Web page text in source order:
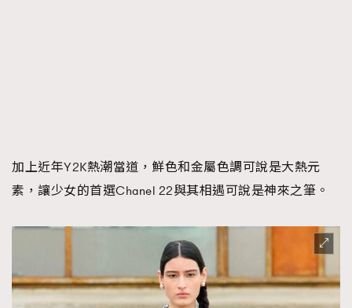
加上近年Y2K熱潮當道，鮮色和金屬色調可說是大熱元
素，讓少女的首選Chanel 22與其相遇可說是神來之筆。